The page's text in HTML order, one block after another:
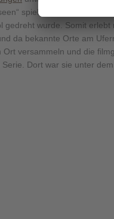
spielt einen wichtigen
gedreht wurde. Somit
da bekannte Orte am
Ort versammeln und die
Dort war sie unter